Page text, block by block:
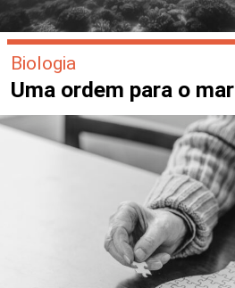
Biologia
Uma ordem para o mar